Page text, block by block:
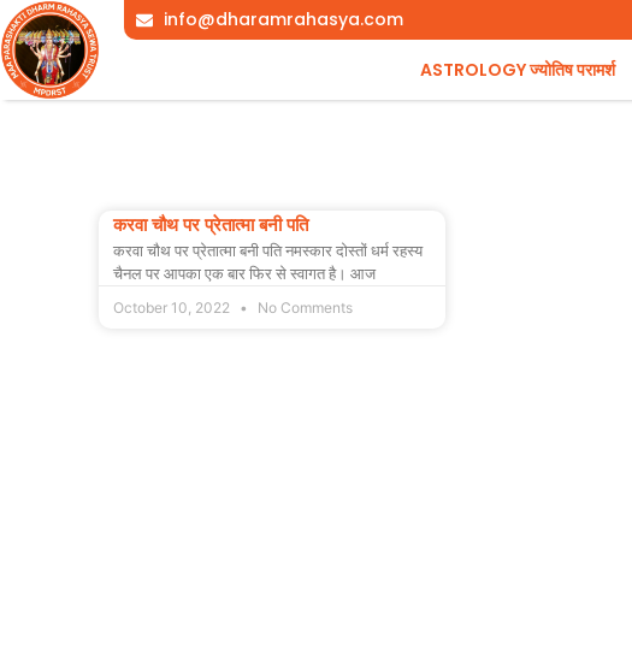
Skip
to
content
info@dharamrahasya.com
ASTROLOGY ज्योतिष परामर्श
करवा चौथ पर प्रेतात्मा बनी पति
करवा चौथ पर प्रेतात्मा बनी पति नमस्कार दोस्तों धर्म रहस्य
चैनल पर आपका एक बार फिर से स्वागत है। आज
October 10, 2022 No Comments